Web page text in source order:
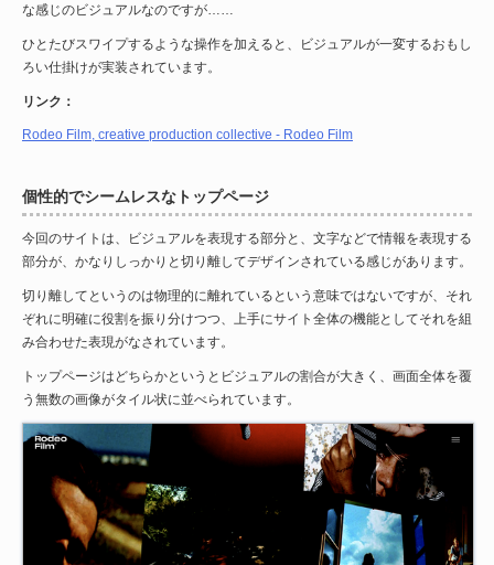
な感じのビジュアルなのですが……
ひとたびスワイプするような操作を加えると、ビジュアルが一変するおもし
ろい仕掛けが実装されています。
リンク：
Rodeo Film, creative production collective - Rodeo Film
個性的でシームレスなトップページ
今回のサイトは、ビジュアルを表現する部分と、文字などで情報を表現する
部分が、かなりしっかりと切り離してデザインされている感じがあります。
切り離してというのは物理的に離れているという意味ではないですが、それ
ぞれに明確に役割を振り分けつつ、上手にサイト全体の機能としてそれを組
み合わせた表現がなされています。
トップページはどちらかというとビジュアルの割合が大きく、画面全体を覆
う無数の画像がタイル状に並べられています。